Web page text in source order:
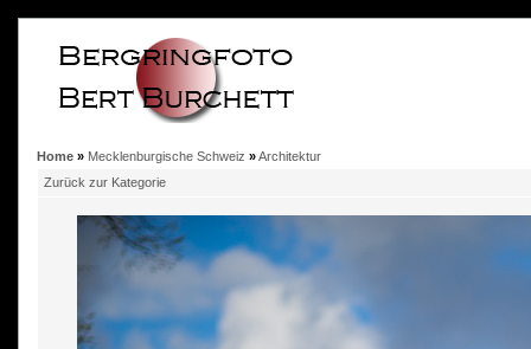
Home » Mecklenburgische Schweiz »Architektur
Zurück zur Kategorie